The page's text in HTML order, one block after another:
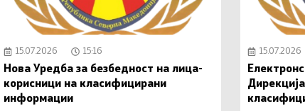
15.07.2026 15:16
Нова Уредба за безбедност на лица-
корисници на класифицирани
информации
15.07.2026